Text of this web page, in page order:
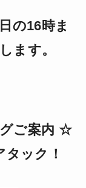
の16時ま
ます。
ご案内 ☆
ック！